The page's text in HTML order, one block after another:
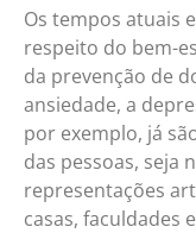
Os tempos atuais
respeito do bem-
da prevenção de
ansiedade, a
por exemplo, já
das pessoas, seja
representações
casas, faculdades